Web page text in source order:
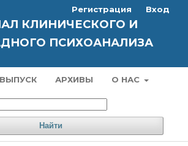
КЛИНИЧЕСКОГО И
ПСИХОАНАЛИЗА
АРХИВЫ О НАС
Найти
Регистрация Вход